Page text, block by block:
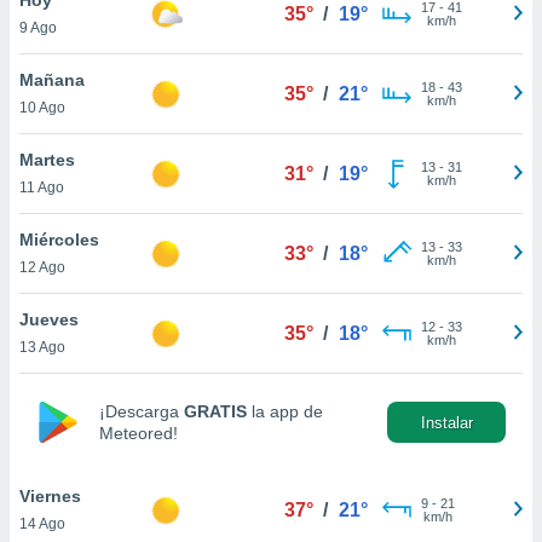
y
en
más
de
cookies
aceptar
9 Ago
35° / 19° 17- 41
km/h
Mañana
10 Ago
35° / 21° 18- 43
km/h
Martes
11 Ago
31° / 19° 13- 31
km/h
Miércoles
12 Ago
33° / 18° 13- 33
km/h
Jueves
13 Ago
35° / 18° 12- 33
km/h
¡Descarga GRATIS la app de
Meteored!
Instalar
Viernes
14 Ago
37° / 21° 9- 21
km/h